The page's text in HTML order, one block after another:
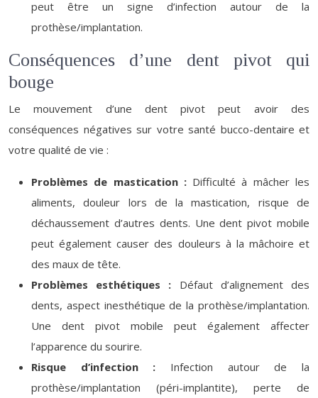
peut être un signe d’infection autour de la
prothèse/implantation.
Conséquences d’une dent pivot qui
bouge
Le mouvement d’une dent pivot peut avoir des
conséquences négatives sur votre santé bucco-dentaire et
votre qualité de vie :
Problèmes de mastication : Difficulté à mâcher les
aliments, douleur lors de la mastication, risque de
déchaussement d’autres dents. Une dent pivot mobile
peut également causer des douleurs à la mâchoire et
des maux de tête.
Problèmes esthétiques : Défaut d’alignement des
dents, aspect inesthétique de la prothèse/implantation.
Une dent pivot mobile peut également affecter
l’apparence du sourire.
Risque d’infection : Infection autour de la
prothèse/implantation (péri-implantite), perte de